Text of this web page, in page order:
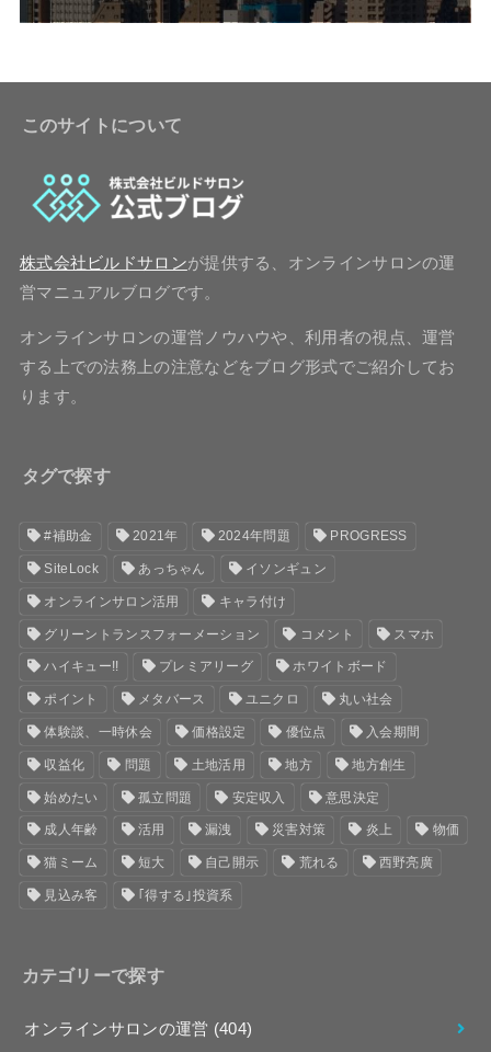
このサイトについて
株式会社ビルドサロンが提供する、オンラインサロンの運
営マニュアルブログです。
オンラインサロンの運営ノウハウや、利用者の視点、運営
する上での法務上の注意などをブログ形式でご紹介してお
ります。
タグで探す
#補助金 2021年 2024年問題 PROGRESS
SiteLock あっちゃん イソンギュン
オンラインサロン活用 キャラ付け
グリーントランスフォーメーション コメント スマホ
ハイキュー!! プレミアリーグ ホワイトボード
ポイント メタバース ユニクロ 丸い社会
体験談、一時休会 価格設定 優位点 入会期間
収益化 問題 土地活用 地方 地方創生
始めたい 孤立問題 安定収入 意思決定
成人年齢 活用 漏洩 災害対策 炎上 物価
猫ミーム 短大 自己開示 荒れる 西野亮廣
見込み客 ｢得する｣投資系
カテゴリーで探す
オンラインサロンの運営 (404)